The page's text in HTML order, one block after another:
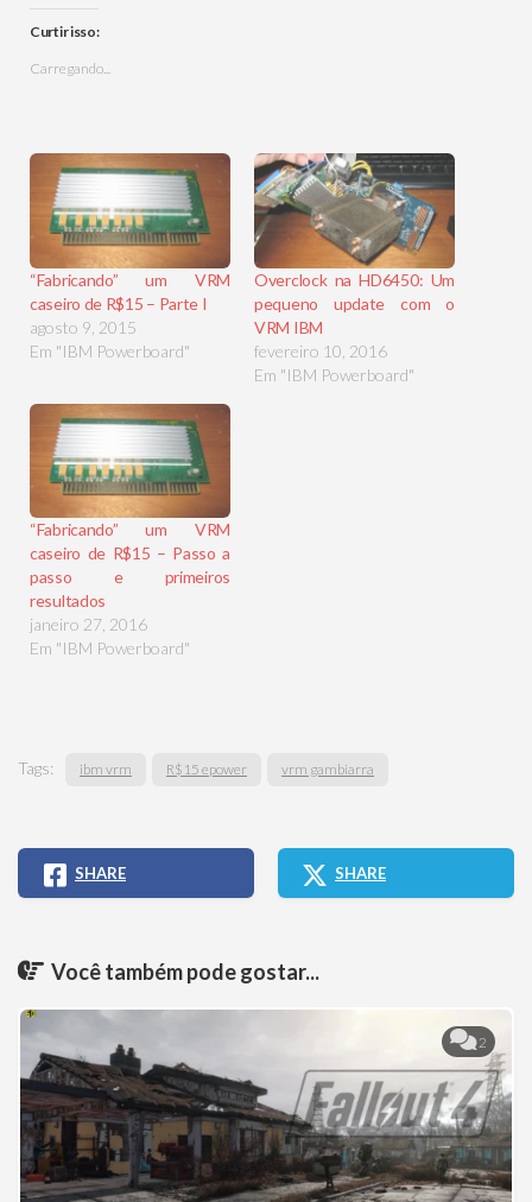
Curtir isso:
Carregando...
“Fabricando” um VRM
caseiro de R$15 – Parte I
agosto 9, 2015
Em "IBM Powerboard"
Overclock na HD6450: Um
pequeno update com o
VRM IBM
fevereiro 10, 2016
Em "IBM Powerboard"
“Fabricando” um VRM
caseiro de R$15 – Passo a
passo e primeiros
resultados
janeiro 27, 2016
Em "IBM Powerboard"
Tags: ibm vrm R$15 epower vrm gambiarra
SHARE SHARE
Você também pode gostar...
2